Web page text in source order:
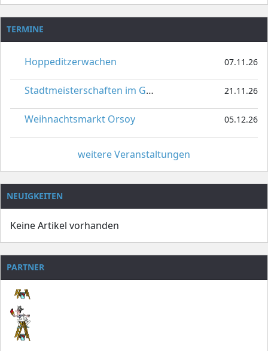
TERMINE
Hoppeditzerwachen 07.11.26
Stadtmeisterschaften im Gardetanz 21.11.26
Weihnachtsmarkt Orsoy 05.12.26
weitere Veranstaltungen
NEUIGKEITEN
Keine Artikel vorhanden
PARTNER